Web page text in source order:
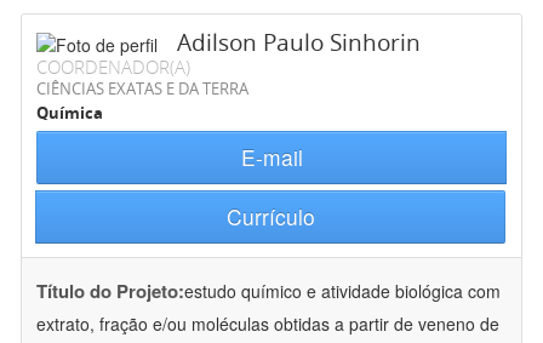
Adilson Paulo Sinhorin
COORDENADOR(A)
CIÊNCIAS EXATAS E DA TERRA
Química
E-mail
Currículo
Título do Projeto:estudo químico e atividade biológica com
extrato, fração e/ou moléculas obtidas a partir de veneno de